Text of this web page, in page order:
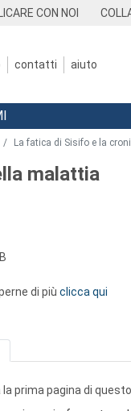
CON NOI
contatti aiuto
La fatica di Sisifo e la
malattia
di più clicca qui
prima pagina di